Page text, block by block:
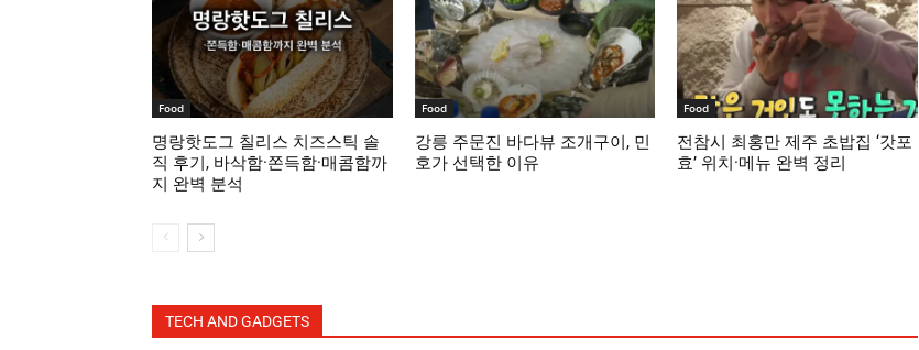
Food
명랑핫도그 칠리스 치즈스틱 솔
직 후기, 바삭함·쫀득함·매콤함까
지 완벽 분석
Food
강릉 주문진 바다뷰 조개구이, 민
호가 선택한 이유
Food
전참시 최홍만 제주 초밥집 ‘갓포
효’ 위치·메뉴 완벽 정리
TECH AND GADGETS